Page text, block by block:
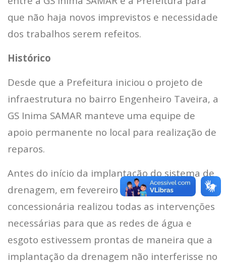
que não haja novos imprevistos e necessidade
dos trabalhos serem refeitos.
Histórico
Desde que a Prefeitura iniciou o projeto de
infraestrutura no bairro Engenheiro Taveira, a
GS Inima SAMAR manteve uma equipe de
apoio permanente no local para realização de
reparos.
Antes do início da implantação do sistema de
drenagem, em fevereiro de 2024, a
concessionária realizou todas as intervenções
necessárias para que as redes de água e
esgoto estivessem prontas de maneira que a
implantação da drenagem não interferisse no